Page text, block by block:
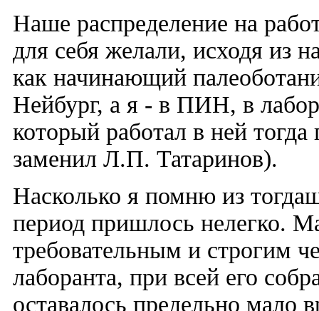
Наше распределение на
для себя желали, исходя из
как начинающий
Нейбург, а я - в ПИН, в
который работал в ней
заменил Л.П. Татаринов).
Насколько я помню из
период пришлось нелегко.
требовательным и строгим
лаборанта, при всей его
оставалось предельно мало